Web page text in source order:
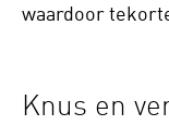
waardoor
Knus en